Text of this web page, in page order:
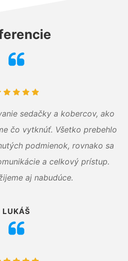
sedačky a kobercov, ako
čo vytknúť. Všetko prebehlo
podmienok, rovnako sa
a celkový prístup.
aj nabudúce.
LUKÁŠ